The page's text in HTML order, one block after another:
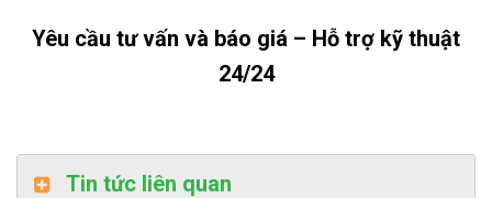
Yêu cầu tư vấn và báo giá – Hỗ trợ kỹ thuật
24/24
Tin tức liên quan